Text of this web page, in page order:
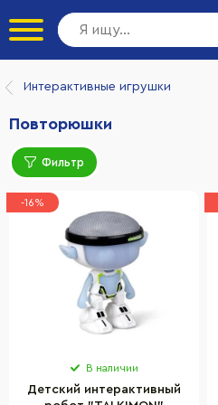
Интерактивные игрушки
Повторюшки
Фильтр
-16%
В наличии
Детский интерактивный